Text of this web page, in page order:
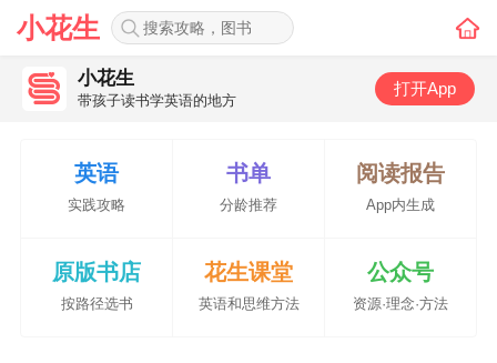
小花生
小花生
带孩子读书学英语的地方
打开App
英语
实践攻略
书单
分龄推荐
阅读报告
App内生成
原版书店
按路径选书
花生课堂
英语和思维方法
公众号
资源·理念·方法